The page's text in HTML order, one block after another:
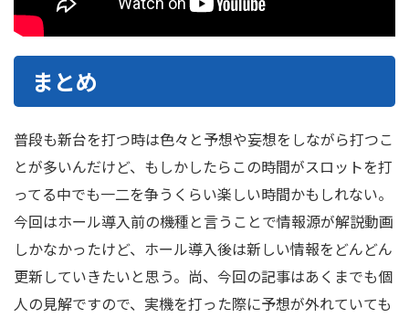
まとめ
普段も新台を打つ時は色々と予想や妄想をしながら打つこ
とが多いんだけど、もしかしたらこの時間がスロットを打
ってる中でも一二を争うくらい楽しい時間かもしれない。
今回はホール導入前の機種と言うことで情報源が解説動画
しかなかったけど、ホール導入後は新しい情報をどんどん
更新していきたいと思う。尚、今回の記事はあくまでも個
人の見解ですので、実機を打った際に予想が外れていても